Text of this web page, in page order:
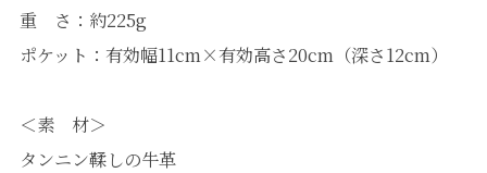
重 さ：約225g
ポケット：有効幅11cm×有効高さ20cm（深さ12cm）
＜素 材＞
タンニン鞣しの牛革